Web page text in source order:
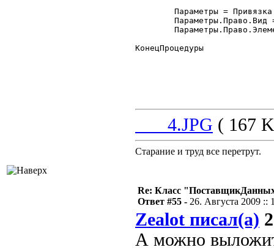
КонецПроцедуры
___4.JPG ( 167
Старание и труд все перетрут.
Re: Класс
Ответ #55 - 26. Августа 2009 ::
Zealot писал(а)
А можно